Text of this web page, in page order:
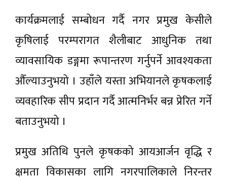
कार्यक्रमलाई सम्बोधन गर्दै नगर प्रमुख केसीले
कृषिलाई परम्परागत शैलीबाट आधुनिक तथा
व्यावसायिक डङ्गमा रूपान्तरण गर्नुपर्ने आवश्यकता
औँल्याउनुभयो । उहाँले यस्ता अभियानले कृषकलाई
व्यवहारिक सीप प्रदान गर्दै आत्मनिर्भर बन्न प्रेरित गर्ने
बताउनुभयो ।
प्रमुख अतिथि पुनले कृषकको आयआर्जन वृद्धि र
क्षमता विकासका लागि नगरपालिकाले निरन्तर